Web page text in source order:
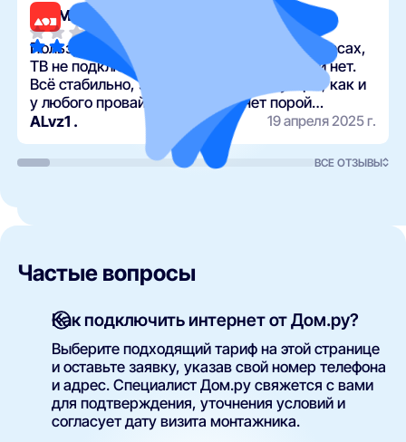
Дом.ру
Пользуюсь интернетом 4 года на трёх адресах,
ТВ не подключал(а), к качеству претензий нет.
Всё стабильно, за исключением ситуаций, как и
у любого провайдера — интернет порой
отсутствует, но не на пару дней, как у неко…
ALvz1 . 19 апреля 2025 г.
ВСЕ ОТЗЫВЫ
Частые вопросы
Как подключить интернет от Дом.ру?
Выберите подходящий тариф на этой странице
и оставьте заявку, указав свой номер телефона
и адрес. Специалист Дом.ру свяжется с вами
для подтверждения, уточнения условий и
согласует дату визита монтажника.